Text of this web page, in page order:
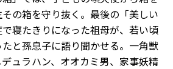
の箱を守り抜く。最後の「美しい
寝たきりになった祖母が、若い頃
と孫息子に語り聞かせる。一角獣
ュラハン、オオカミ男、家事妖精